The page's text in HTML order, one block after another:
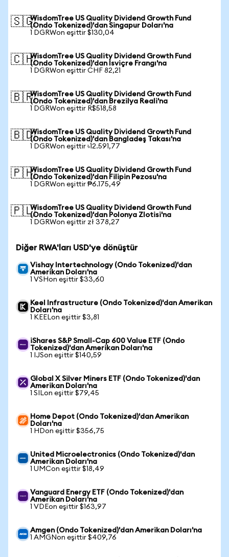
🇸🇬WisdomTree US Quality Dividend Growth Fund
(Ondo Tokenized)'dan Singapur Doları'na
1 DGRWon eşittir $130,04
🇨🇭WisdomTree US Quality Dividend Growth Fund
(Ondo Tokenized)'dan İsviçre Frangı'na
1 DGRWon eşittir CHF 82,21
🇧🇷WisdomTree US Quality Dividend Growth Fund
(Ondo Tokenized)'dan Brezilya Reali'na
1 DGRWon eşittir R$518,58
🇧🇩WisdomTree US Quality Dividend Growth Fund
(Ondo Tokenized)'dan Bangladeş Takası'na
1 DGRWon eşittir ৳12.591,77
🇵🇭WisdomTree US Quality Dividend Growth Fund
(Ondo Tokenized)'dan Filipin Pezosu'na
1 DGRWon eşittir ₱6.175,49
🇵🇱WisdomTree US Quality Dividend Growth Fund
(Ondo Tokenized)'dan Polonya Zlotisi'na
1 DGRWon eşittir zł 378,27
Diğer RWA'ları USD'ye dönüştür
Vishay Intertechnology (Ondo Tokenized)'dan
Amerikan Doları'na
1 VSHon eşittir $33,60
Keel Infrastructure (Ondo Tokenized)'dan Amerikan
Doları'na
1 KEELon eşittir $3,81
iShares S&P Small-Cap 600 Value ETF (Ondo
Tokenized)'dan Amerikan Doları'na
1 IJSon eşittir $140,59
Global X Silver Miners ETF (Ondo Tokenized)'dan
Amerikan Doları'na
1 SILon eşittir $79,45
Home Depot (Ondo Tokenized)'dan Amerikan
Doları'na
1 HDon eşittir $356,75
United Microelectronics (Ondo Tokenized)'dan
Amerikan Doları'na
1 UMCon eşittir $18,49
Vanguard Energy ETF (Ondo Tokenized)'dan
Amerikan Doları'na
1 VDEon eşittir $163,97
Amgen (Ondo Tokenized)'dan Amerikan Doları'na
1 AMGNon eşittir $409,76